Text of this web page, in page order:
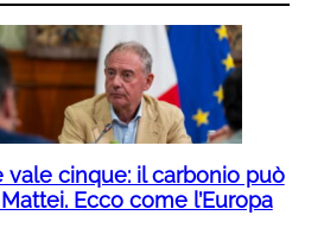
cinque: il carbonio può
Ecco come l’Europa